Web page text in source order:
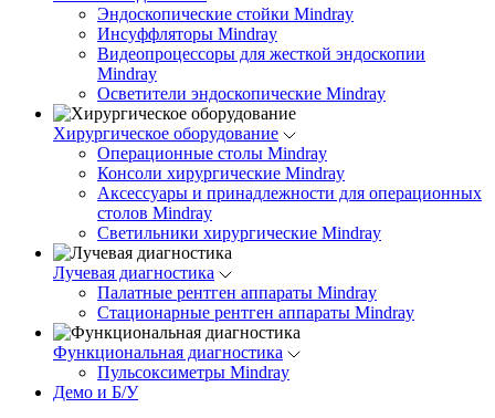
Эндоскопические стойки Mindray
Инсуффляторы Mindray
Видеопроцессоры для жесткой эндоскопии
Mindray
Осветители эндоскопические Mindray
Хирургическое оборудование
Операционные столы Mindray
Консоли хирургические Mindray
Аксессуары и принадлежности для операционных
столов Mindray
Светильники хирургические Mindray
Лучевая диагностика
Палатные рентген аппараты Mindray
Стационарные рентген аппараты Mindray
Функциональная диагностика
Пульсоксиметры Mindray
Демо и Б/У